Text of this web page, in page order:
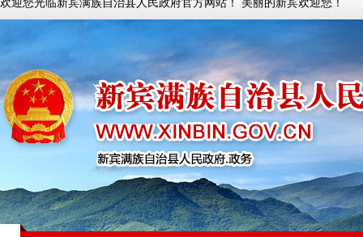
欢迎您光临新宾满族自治县人民政府官方网站！ 美丽的新宾欢迎您！